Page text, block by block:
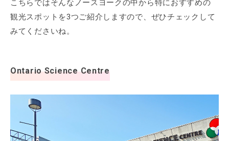
こちらではそんなノースヨークの中から特におすすめの
観光スポットを3つご紹介しますので、ぜひチェックして
みてくださいね。
Ontario Science Centre